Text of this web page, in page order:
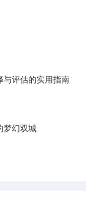
与评估的实用指南
梦幻双城